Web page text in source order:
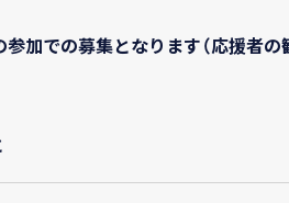
加での募集となります（応援者の